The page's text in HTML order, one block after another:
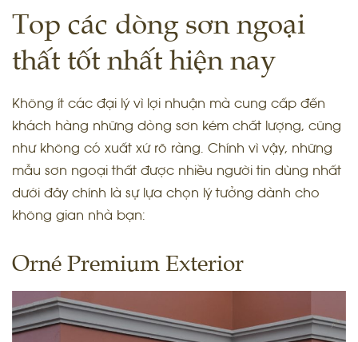
Top các dòng sơn ngoại
thất tốt nhất hiện nay
Không ít các đại lý vì lợi nhuận mà cung cấp đến
khách hàng những dòng sơn kém chất lượng, cũng
như không có xuất xứ rõ ràng. Chính vì vậy, những
mẫu sơn ngoại thất được nhiều người tin dùng nhất
dưới đây chính là sự lựa chọn lý tưởng dành cho
không gian nhà bạn:
Orné Premium Exterior